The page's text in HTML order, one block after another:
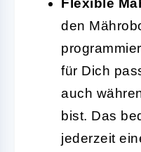
Flexible
den
für Dich
auch
bist. Das
jederzeit